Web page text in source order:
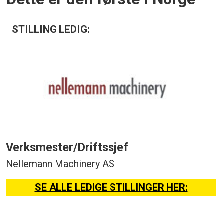
STILLING LEDIG:
Verksmester/Driftssjef
Nellemann Machinery AS
SE ALLE LEDIGE STILLINGER HER: